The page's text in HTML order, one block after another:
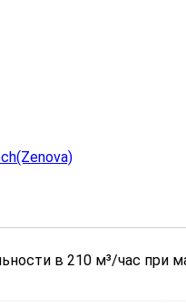
в 210 м³/час